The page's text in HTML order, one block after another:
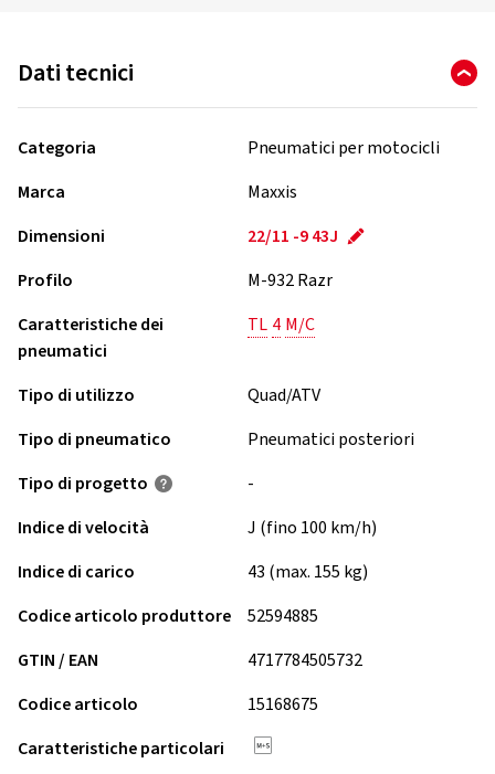
Dati tecnici
Categoria
Pneumatici per motocicli
Marca
Maxxis
Dimensioni
22/11 -9 43J
Profilo
M-932 Razr
Caratteristiche dei
pneumatici
TL 4 M/C
Tipo di utilizzo
Quad/ATV
Tipo di pneumatico
Pneumatici posteriori
Tipo di progetto
-
Indice di velocità
J (fino 100 km/h)
Indice di carico
43 (max. 155 kg)
Codice articolo produttore
52594885
GTIN / EAN
4717784505732
Codice articolo
15168675
Caratteristiche particolari